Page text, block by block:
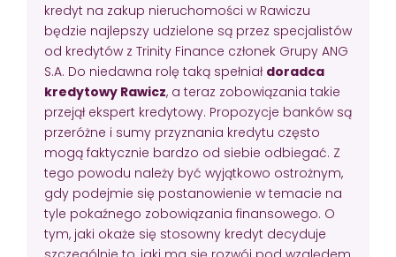
kredyt na zakup nieruchomości w Rawiczu
będzie najlepszy udzielone są przez specjalistów
od kredytów z Trinity Finance członek Grupy ANG
S.A. Do niedawna rolę taką spełniał doradca
kredytowy Rawicz, a teraz zobowiązania takie
przejął ekspert kredytowy. Propozycje banków są
przeróżne i sumy przyznania kredytu często
mogą faktycznie bardzo od siebie odbiegać. Z
tego powodu należy być wyjątkowo ostrożnym,
gdy podejmie się postanowienie w temacie na
tyle pokaźnego zobowiązania finansowego. O
tym, jaki okaże się stosowny kredyt decyduje